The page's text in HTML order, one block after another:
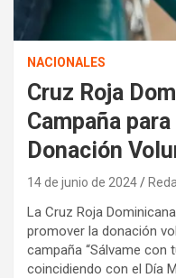
NACIONALES
Cruz Roja
Campaña
Donación
14 de junio de 2024
La Cruz Roja
promover la donación
campaña “Sálvame con
coincidiendo con el Día